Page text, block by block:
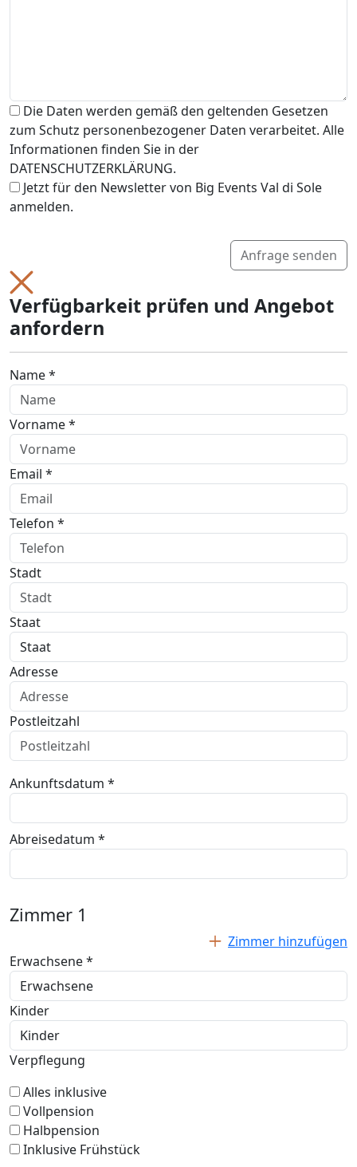
Die Daten werden gemäß den geltenden Gesetzen
zum Schutz personenbezogener Daten verarbeitet. Alle
Informationen finden Sie in der
DATENSCHUTZERKLÄRUNG.
Jetzt für den Newsletter von Big Events Val di Sole
anmelden.
Anfrage senden
Verfügbarkeit prüfen und Angebot
anfordern
Name *
Vorname *
Email *
Telefon *
Stadt
Staat
Adresse
Postleitzahl
Ankunftsdatum *
Abreisedatum *
Zimmer 1
Zimmer hinzufügen
Erwachsene *
Kinder
Verpflegung
Alles inklusive
Vollpension
Halbpension
Inklusive Frühstück